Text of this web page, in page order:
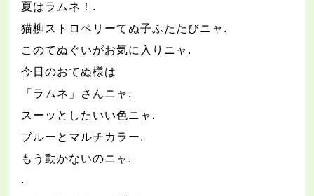
夏はラムネ！ .
猫柳ストロベリーてぬ子ふたたびニャ .
このてぬぐいがお気に入りニャ .
今日のおてぬ様は
「ラムネ」さんニャ .
スーッとしたいい色ニャ .
ブルーとマルチカラー.
もう動かないのニャ .
.